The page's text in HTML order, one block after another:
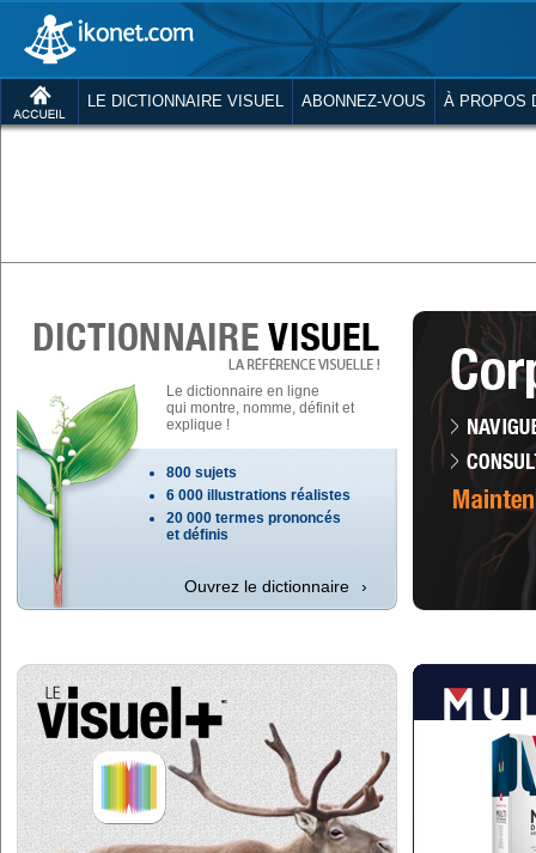
LE DICTIONNAIRE VISUEL ABONNEZ-VOUS À PROPOS
Ouvrez le dictionnaire ›
Le dictionnaire en ligne
qui montre, nomme, définit et
explique !
800 sujets
6 000 illustrations réalistes
20 000 termes prononcés
et définis